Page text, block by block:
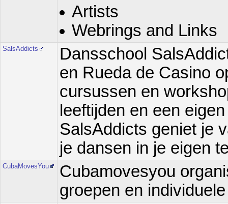
Artists
Webrings and Links
SalsAddicts
Dansschool
en Rueda de Casino
cursussen en
leeftijden en een
SalsAddicts geniet je
je dansen in je eigen
CubaMovesYou
Cubamovesyou
groepen en